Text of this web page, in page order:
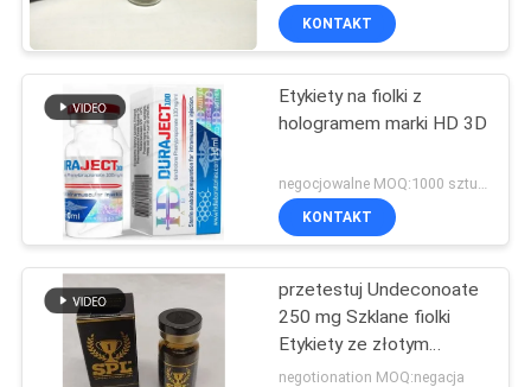
na tabletki
KONTAKT
Etykiety na fiolki z
hologramem marki HD 3D
KONTAKT
przetestuj Undeconoate
250 mg Szklane fiolki
Etykiety ze złotym
tłoczonym logo
negotionation MOQ:negacja